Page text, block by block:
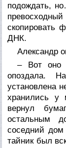
подождать,
скопировать
ДНК.
Александр
– Вот оно
опоздала.
установлена
хранились
вернул
остальным
соседний дом
тайник был